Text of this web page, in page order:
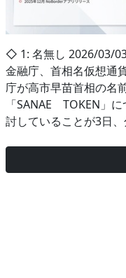
◇ 1: 名無し 2026/03/
金融庁、首相名仮想通
庁が高市早苗首相の名
「SANAE TOKEN」
討していることが3日